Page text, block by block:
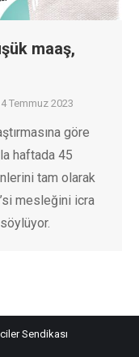
maaş,
Temmuz 2023
göre
haftada 45
tam olarak
mesleğini icra
Sendikası